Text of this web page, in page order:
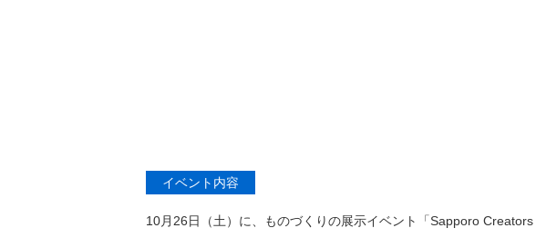
イベント内容
10月26日（土）に、ものづくりの展示イベント「Sapporo